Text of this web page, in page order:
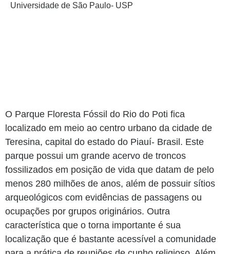
Universidade de São Paulo- USP
O Parque Floresta Fóssil do Rio do Poti fica
localizado em meio ao centro urbano da cidade de
Teresina, capital do estado do Piauí- Brasil. Este
parque possui um grande acervo de troncos
fossilizados em posição de vida que datam de pelo
menos 280 milhões de anos, além de possuir sítios
arqueológicos com evidências de passagens ou
ocupações por grupos originários. Outra
característica que o torna importante é sua
localização que é bastante acessível a comunidade